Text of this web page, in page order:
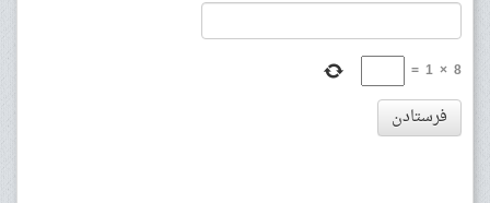
8
×
1
=
فرستادن